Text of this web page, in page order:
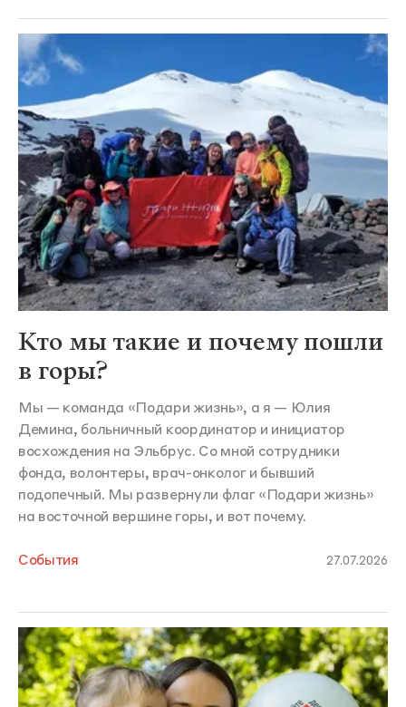
Кто мы такие и почему пошли
в горы?
Мы — команда «Подари жизнь», а я — Юлия
Демина, больничный координатор и инициатор
восхождения на Эльбрус. Со мной сотрудники
фонда, волонтеры, врач-онколог и бывший
подопечный. Мы развернули флаг «Подари жизнь»
на восточной вершине горы, и вот почему.
События 27.07.2026